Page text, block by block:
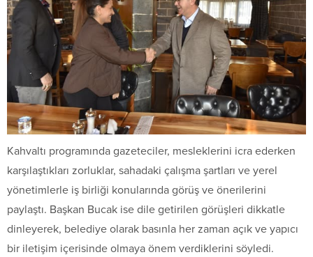
Kahvaltı programında gazeteciler, mesleklerini icra ederken
karşılaştıkları zorluklar, sahadaki çalışma şartları ve yerel
yönetimlerle iş birliği konularında görüş ve önerilerini
paylaştı. Başkan Bucak ise dile getirilen görüşleri dikkatle
dinleyerek, belediye olarak basınla her zaman açık ve yapıcı
bir iletişim içerisinde olmaya önem verdiklerini söyledi.